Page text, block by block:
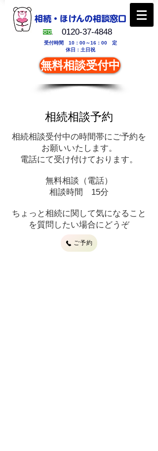
相続・ほけんの相談窓口
0120-37-4848
受付時間 10：00～16：00 定
休日：土日祝
無料相談受付中
相続相談予約
相続相談受付中の時間帯にご予約を
お願いいたします。
電話にて受け付けております。
無料相談（電話）
相談時間 15分
ちょっと相続に関して気になること
を質問したい場合にどうぞ
ご予約